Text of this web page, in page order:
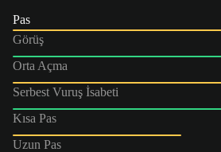
Pas
Görüş
Orta Açma
Serbest Vuruş İsabeti
Kısa Pas
Uzun Pas